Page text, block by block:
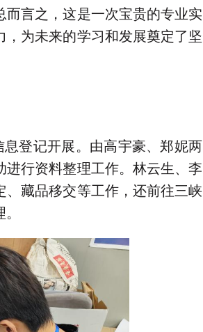
言之，这是一次宝贵的专业实
为未来的学习和发展奠定了坚
登记开展。由高宇豪、郑妮两
行资料整理工作。林云生、李
藏品移交等工作，还前往三峡